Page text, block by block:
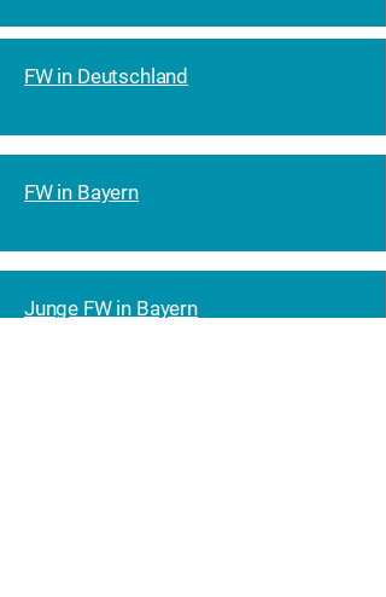
FW in Deutschland
FW in Bayern
Junge FW in Bayern